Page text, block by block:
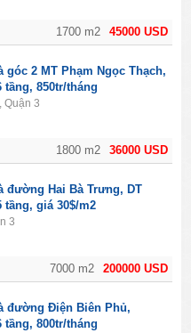
45000 USD
1700 m2
36000 USD
1800 m2
góc 2 MT Phạm Ngọc Thạch,
tầng, 850tr/tháng
Quận 3
200000 USD
7000 m2
đường Hai Bà Trưng, DT
tầng, giá 30$/m2
3
đường Điện Biên Phủ,
tầng, 800tr/tháng